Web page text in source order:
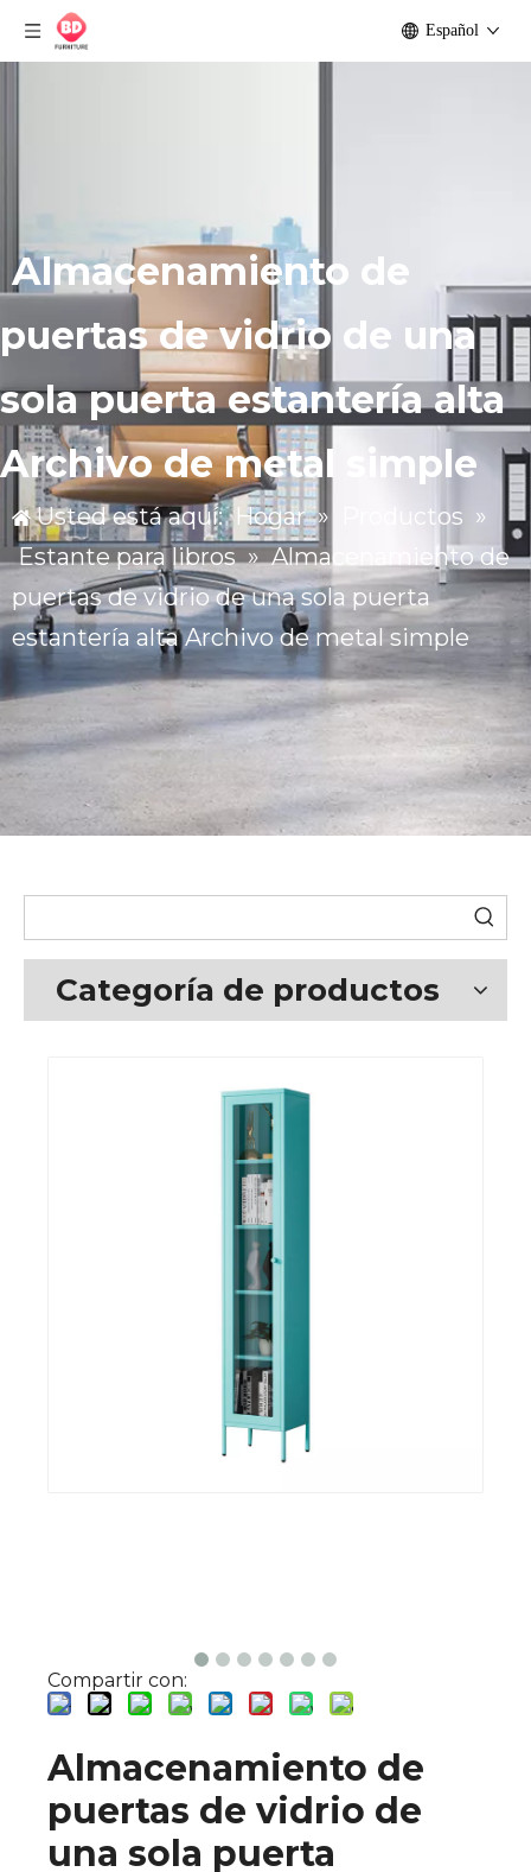
Español
Almacenamiento de
puertas de vidrio de una
sola puerta estantería alta
Archivo de metal simple
Usted está aquí: Hogar » Productos »
Estante para libros » Almacenamiento de
puertas de vidrio de una sola puerta
estantería alta Archivo de metal simple
Categoría de productos
Compartir con:
Almacenamiento de
puertas de vidrio de
una sola puerta